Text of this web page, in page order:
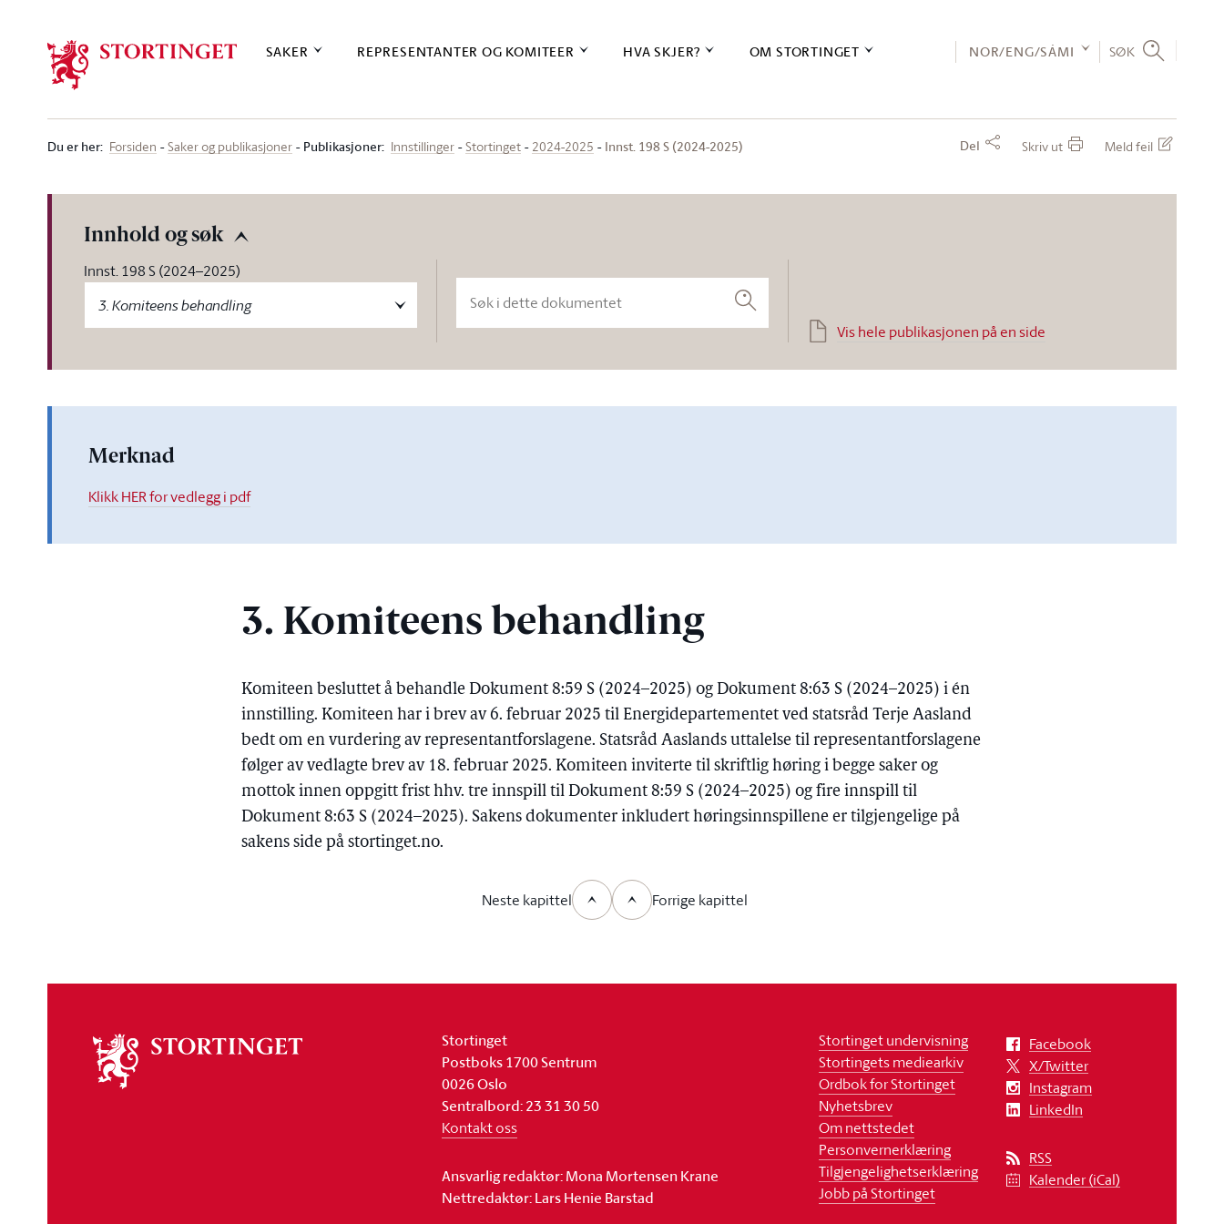
SAKER REPRESENTANTER OG KOMITEER HVA SKJER? OM STORTINGET NOR/ENG/SÁMI SØK
Du er her: Forsiden Saker og publikasjoner Publikasjoner: Innstillinger Stortinget 2024-2025 Innst. 198 S (2024-2025) Del Skriv ut Meld feil
Innhold og søk
Innst. 198 S (2024–2025)
3. Komiteens behandling
Søk
Vis hele publikasjonen på en side
Merknad
Klikk HER for vedlegg i pdf
3. Komiteens behandling
Komiteen besluttet å behandle Dokument 8:59 S (2024–2025) og Dokument 8:63 S (2024–2025) i én
innstilling. Komiteen har i brev av 6. februar 2025 til Energidepartementet ved statsråd Terje Aasland
bedt om en vurdering av representantforslagene. Statsråd Aaslands uttalelse til representantforslagene
følger av vedlagte brev av 18. februar 2025. Komiteen inviterte til skriftlig høring i begge saker og
mottok innen oppgitt frist hhv. tre innspill til Dokument 8:59 S (2024–2025) og fire innspill til
Dokument 8:63 S (2024–2025). Sakens dokumenter inkludert høringsinnspillene er tilgjengelige på
sakens side på stortinget.no.
Forrige kapittel
Neste kapittel
stortinget
Stortinget
Postboks 1700 Sentrum
0026 Oslo
Sentralbord: 23 31 30 50
Kontakt oss
Ansvarlig redaktør: Mona Mortensen Krane
Nettredaktør: Lars Henie Barstad
Stortinget undervisning
Stortingets mediearkiv
Ordbok for Stortinget
Nyhetsbrev
Om nettstedet
Personvernerklæring
Tilgjengelighetserklæring
Jobb på Stortinget
Facebook
X/Twitter
Instagram
LinkedIn
RSS
Kalender (iCal)